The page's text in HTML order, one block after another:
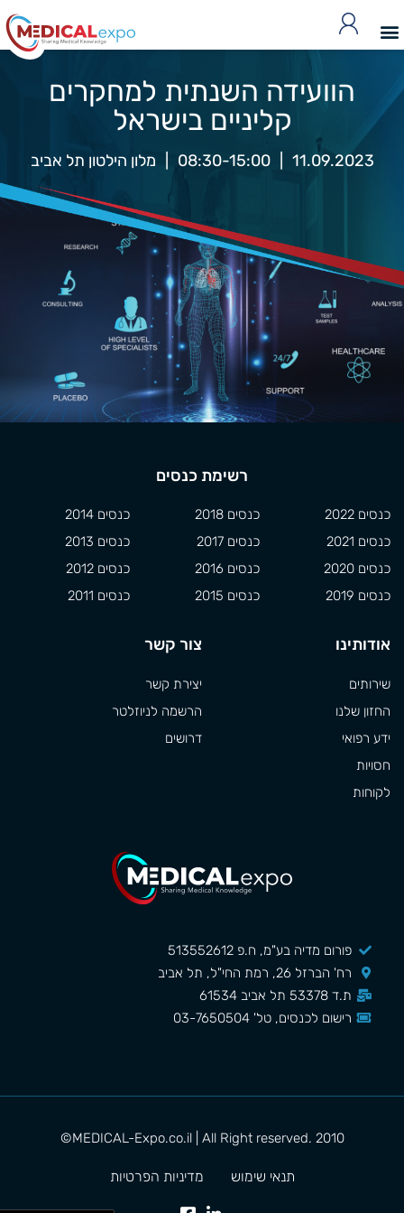
הוועידה השנתית למחקרים
קליניים בישראל
11.09.2023
08:30-15:00 מלון הילטון תל אביב
פורום מדיה בע"מ, ח.פ 513552612
רח' הברזל 26, רמת החי"ל, תל אביב
ת.ד 53378 תל אביב 61534
רישום לכנסים, טל' 03-7650504
רשימת כנסים
כנסים 2022
כנסים 2021
כנסים 2020
כנסים 2019
כנסים 2018
כנסים 2017
כנסים 2016
כנסים 2015
כנסים 2014
כנסים 2013
כנסים 2012
כנסים 2011
אודותינו
שירותים
החזון שלנו
ידע רפואי
חסויות
לקוחות
צור קשר
יצירת קשר
הרשמה לניוזלטר
דרושים
MEDICAL-Expo.co.il | All Right reserved. 2010©
תנאי שימוש מדיניות הפרטיות